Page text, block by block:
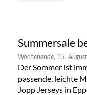
Summersale
Wochenende, 15.
Der Sommer ist
passende, leichte
Jopp Jerseys in